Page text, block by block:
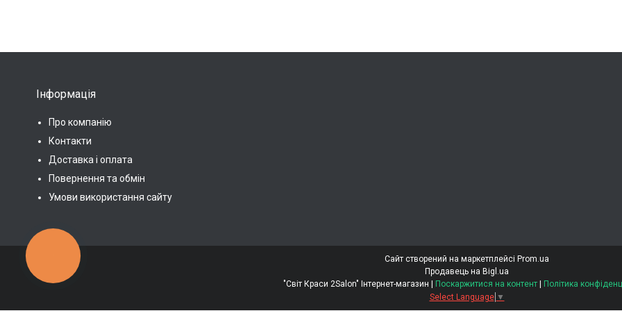
Інформація
Про компанію
Контакти
Доставка і оплата
Повернення та обмін
Умови використання сайту
Сайт створений на маркетплейсі Prom.ua
Продавець на Bigl.ua
Поскаржитися на контент
Політика
Select Language ▼